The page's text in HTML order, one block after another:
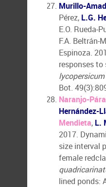
Murillo-
Pérez, L.G.
E.O. Rueda-
F.A. Beltrán-
Espinoza.
responses
lycopersicum
Bot.
Naranjo-
Hernández-
Mendieta, L.
2017.
size interval
female
lined ponds: